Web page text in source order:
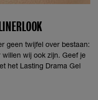
geen twijfel over bestaan:
wij ook zijn. Geef je
het Lasting Drama Gel